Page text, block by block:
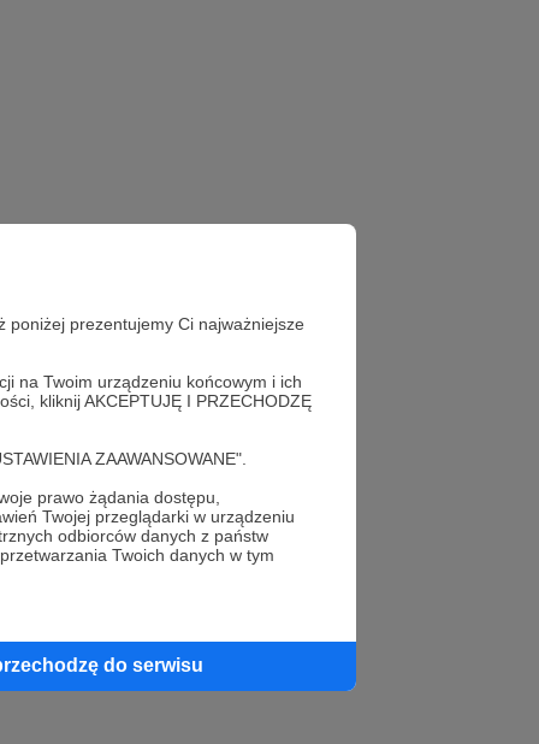
poniżej prezentujemy Ci najważniejsze
na Twoim urządzeniu końcowym i ich
kliknij AKCEPTUJĘ I PRZECHODZĘ
ZAAWANSOWANE".
prawo żądania dostępu,
Twojej przeglądarki w urządzeniu
odbiorców danych z państw
Twoich danych w tym
do serwisu